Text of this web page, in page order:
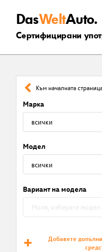
DasWeltAuto.
Сертифицирани
Към началната
Марка
Модел
Вариант на модела
Добавете